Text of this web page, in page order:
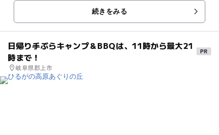
続きをみる
日帰り手ぶらキャンプ＆BBQは、11時から最大21
時まで！
岐阜県郡上市